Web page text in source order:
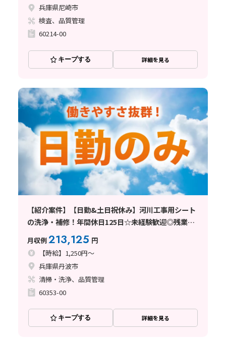
兵庫県尼崎市
検査、品質管理
60214-00
キープする 詳細を見る
【紹介案件】【日勤&土日祝休み】河川工事用シート
の洗浄・補修！年間休日125日☆未経験歓迎◎残業少
月収例213,125 円
【時給】1,250円～
兵庫県丹波市
清掃・洗浄、品質管理
60353-00
キープする 詳細を見る